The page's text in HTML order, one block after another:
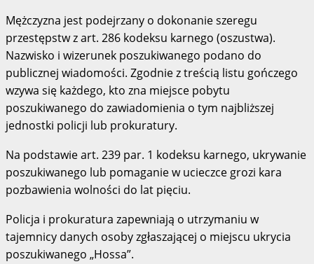
Mężczyzna jest podejrzany o dokonanie szeregu
przestępstw z art. 286 kodeksu karnego (oszustwa).
Nazwisko i wizerunek poszukiwanego podano do
publicznej wiadomości. Zgodnie z treścią listu gończego
wzywa się każdego, kto zna miejsce pobytu
poszukiwanego do zawiadomienia o tym najbliższej
jednostki policji lub prokuratury.
Na podstawie art. 239 par. 1 kodeksu karnego, ukrywanie
poszukiwanego lub pomaganie w ucieczce grozi kara
pozbawienia wolności do lat pięciu.
Policja i prokuratura zapewniają o utrzymaniu w
tajemnicy danych osoby zgłaszającej o miejscu ukrycia
poszukiwanego „Hossa”.